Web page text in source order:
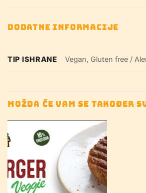
DODATNE INFORMACIJE
TIP ISHRANE Vegan, Gluten free /
MOŽDA ĆE VAM SE TAKOĐER